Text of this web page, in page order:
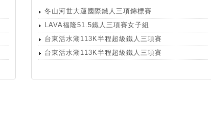
冬山河世大運國際鐵人三項錦標賽
LAVA福隆51.5鐵人三項賽女子組
台東活水湖113K半程超級鐵人三項賽
台東活水湖113K半程超級鐵人三項賽